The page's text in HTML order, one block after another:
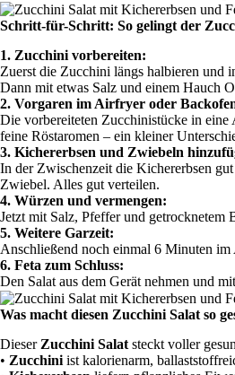
Schritt-für-Schritt: So gelingt der
1. Zucchini vorbereiten:
Zuerst die Zucchini längs halbieren und
Dann mit etwas Salz und einem Hauch
2. Vorgaren im Airfryer oder
Die vorbereiteten Zucchinistücke in
feine Röstaromen – ein kleiner
3. Kichererbsen und Zwiebeln
In der Zwischenzeit die Kichererbsen
Zwiebel. Alles gut verteilen.
4. Würzen und vermengen:
Jetzt mit Salz, Pfeffer und
5. Weitere Garzeit:
Anschließend noch einmal 6 Minuten
6. Feta zum Schluss:
Den Salat aus dem Gerät nehmen und
Was macht diesen Zucchini Salat so
Dieser Zucchini Salat steckt voller
• Zucchini ist kalorienarm,